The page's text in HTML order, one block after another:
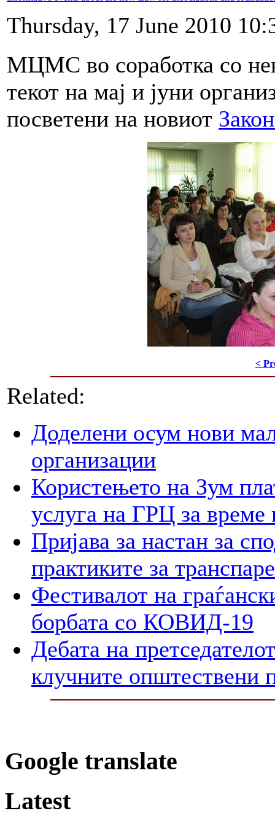
Thursday, 17 June 2010
МЦМС во соработка со
текот на мај и јуни
посветени на новиот
<
Related:
Доделени осум нови
организации
Користењето на Зум
услуга на ГРЦ за време
Пријава за настан за
практиките за
Фестивалот на
борбата со КОВИД-19
Дебата на
клучните општествени
Google translate
Latest